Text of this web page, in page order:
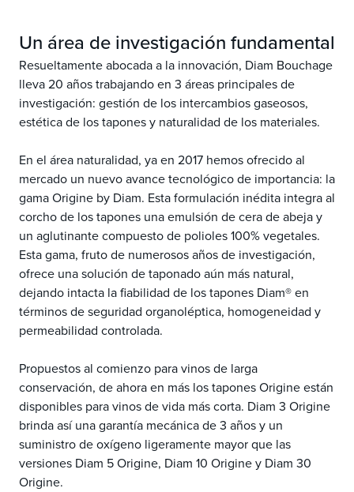
Un área de investigación fundamental
Resueltamente abocada a la innovación, Diam Bouchage
lleva 20 años trabajando en 3 áreas principales de
investigación: gestión de los intercambios gaseosos,
estética de los tapones y naturalidad de los materiales.
En el área naturalidad, ya en 2017 hemos ofrecido al
mercado un nuevo avance tecnológico de importancia: la
gama Origine by Diam. Esta formulación inédita integra al
corcho de los tapones una emulsión de cera de abeja y
un aglutinante compuesto de polioles 100% vegetales.
Esta gama, fruto de numerosos años de investigación,
ofrece una solución de taponado aún más natural,
dejando intacta la fiabilidad de los tapones Diam® en
términos de seguridad organoléptica, homogeneidad y
permeabilidad controlada.
Propuestos al comienzo para vinos de larga
conservación, de ahora en más los tapones Origine están
disponibles para vinos de vida más corta. Diam 3 Origine
brinda así una garantía mecánica de 3 años y un
suministro de oxígeno ligeramente mayor que las
versiones Diam 5 Origine, Diam 10 Origine y Diam 30
Origine.